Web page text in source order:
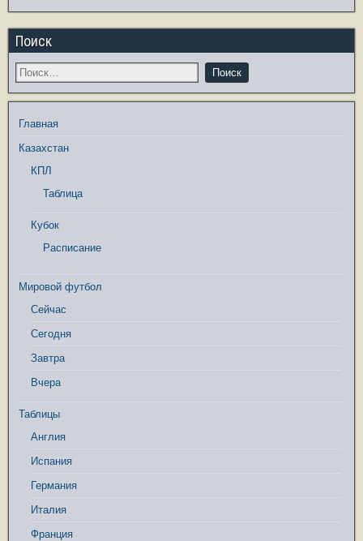
Поиск
Главная
Казахстан
КПЛ
Таблица
Кубок
Расписание
Мировой футбол
Сейчас
Сегодня
Завтра
Вчера
Таблицы
Англия
Испания
Германия
Италия
Франция